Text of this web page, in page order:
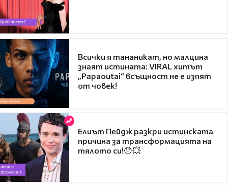
Всички я тананикат, но малцина
знаят истината: VIRAL хитът
„Papaoutai“ всъщност не е изпят
от човек!
Елиът Пейдж разкри истинската
причина за трансформацията на
тялото си!😯💥